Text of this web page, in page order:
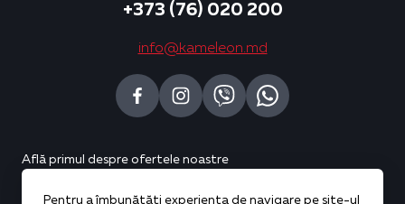
Află primul despre ofertele noastre
+373 (76) 020 200
info@kameleon.md
Pentru a îmbunătăți experiența de navigare pe site-ul